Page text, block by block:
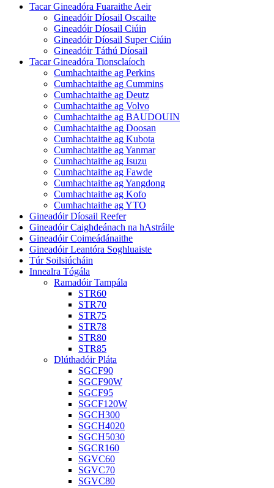
Tacar Gineadóra Fuaraithe Aeir
Gineadóir Díosail Oscailte
Gineadóir Díosail Ciúin
Gineadóir Díosail Super Ciúin
Gineadóir Táthú Díosail
Tacar Gineadóra Tionsclaíoch
Cumhachtaithe ag Perkins
Cumhachtaithe ag Cummins
Cumhachtaithe ag Deutz
Cumhachtaithe ag Volvo
Cumhachtaithe ag BAUDOUIN
Cumhachtaithe ag Doosan
Cumhachtaithe ag Kubota
Cumhachtaithe ag Yanmar
Cumhachtaithe ag Isuzu
Cumhachtaithe ag Fawde
Cumhachtaithe ag Yangdong
Cumhachtaithe ag Kofo
Cumhachtaithe ag YTO
Gineadóir Díosail Reefer
Gineadóir Caighdeánach na hAstráile
Gineadóir Coimeádánaithe
Gineadóir Leantóra Soghluaiste
Túr Soilsiúcháin
Innealra Tógála
Ramadóir Tampála
STR60
STR70
STR75
STR78
STR80
STR85
Dlúthadóir Pláta
SGCF90
SGCF90W
SGCF95
SGCF120W
SGCH300
SGCH4020
SGCH5030
SGCR160
SGVC60
SGVC70
SGVC80